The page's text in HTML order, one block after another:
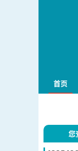
首页
您